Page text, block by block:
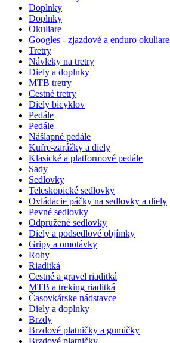
Doplnky
Doplnky
Okuliare
Googles - zjazdové a enduro okuliare
Tretry
Návleky na tretry
Diely a doplnky
MTB tretry
Cestné tretry
Diely bicyklov
Pedále
Pedále
Nášlapné pedále
Kufre-zarážky a diely
Klasické a platformové pedále
Sady
Sedlovky
Teleskopické sedlovky
Ovládacie páčky na sedlovky a diely
Pevné sedlovky
Odpružené sedlovky
Diely a podsedlové objímky
Gripy a omotávky
Rohy
Riaditká
Cestné a gravel riaditká
MTB a treking riaditká
Časovkárske nádstavce
Diely a doplnky
Brzdy
Brzdové platničky a gumičky